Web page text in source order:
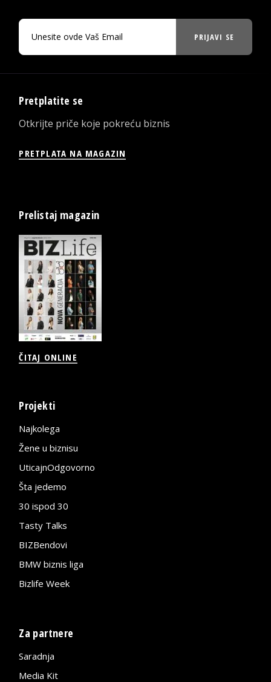
PRIJAVI SE
Pretplatite se
Otkrijte priče koje pokreću biznis
PRETPLATA NA MAGAZIN
Prelistaj magazin
ČITAJ ONLINE
Projekti
Najkolega
Žene u biznisu
UticajnOdgovorno
Šta jedemo
30 ispod 30
Tasty Talks
BIZBendovi
BMW biznis liga
Bizlife Week
Za partnere
Saradnja
Media Kit